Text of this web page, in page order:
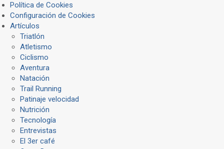
Política de Cookies
Configuración de Cookies
Artículos
Triatlón
Atletismo
Ciclismo
Aventura
Natación
Trail Running
Patinaje velocidad
Nutrición
Tecnología
Entrevistas
El 3er café